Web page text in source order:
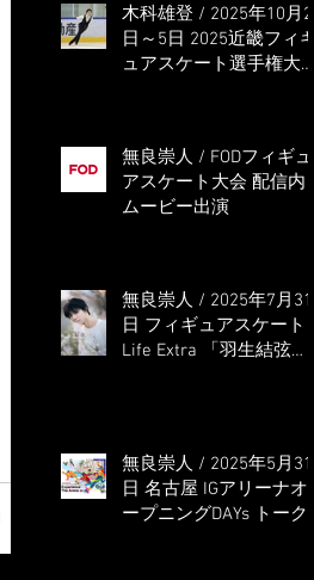
全日本、絶対見に来
て」』
木科雄登 / 2025年10月2
日～5日 2025近畿フィギ
ュアスケート選手権大会
無良崇人 / FODフィギュ
アスケート大会 配信内
ムービー出演
無良崇人 / 2025年7月31
日 フィギュアスケート
Life Extra 「羽生結弦
無良崇人 / 2025年5月31
日 名古屋 IGアリーナオ
ープニングDAYs トーク